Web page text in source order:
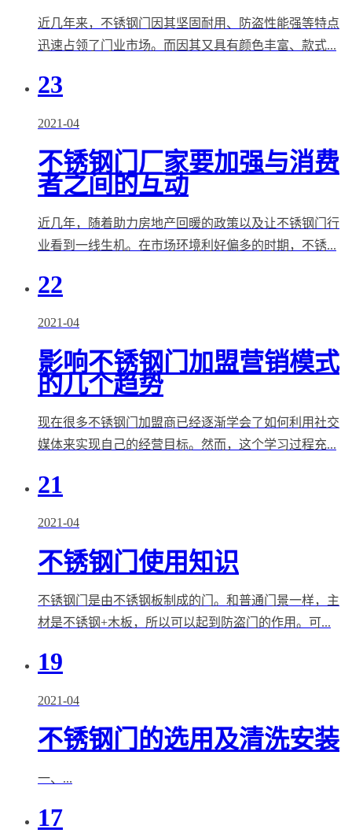
近几年来，不锈钢门因其坚固耐用、防盗性能强等特点
迅速占领了门业市场。而因其又具有颜色丰富、款式...
23
2021-04
不锈钢门厂家要加强与消费
者之间的互动
近几年，随着助力房地产回暖的政策以及让不锈钢门行
业看到一线生机。在市场环境利好偏多的时期，不锈...
22
2021-04
影响不锈钢门加盟营销模式
的几个趋势
现在很多不锈钢门加盟商已经逐渐学会了如何利用社交
媒体来实现自己的经营目标。然而，这个学习过程充...
21
2021-04
不锈钢门使用知识
不锈钢门是由不锈钢板制成的门。和普通门景一样，主
材是不锈钢+木板，所以可以起到防盗门的作用。可...
19
2021-04
不锈钢门的选用及清洗安装
一、...
17